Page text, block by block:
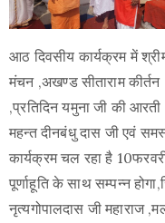
आठ दिवसीय कार्यक्रम में
मंचन ,अखण्ड सीताराम कीर्तन
,प्रतिदिन यमुना जी की
महन्त दीनबंधु दास जी एवं‌
कार्यक्रम चल रहा है
पूर्णाहूति के साथ सम्पन्न
नृत्यगोपालदास जी महाराज